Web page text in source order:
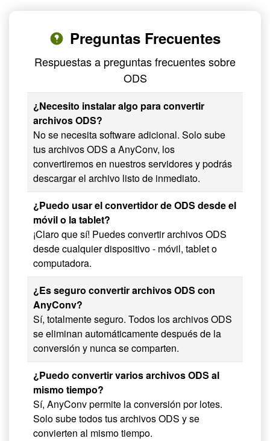
Preguntas Frecuentes
Respuestas a preguntas frecuentes sobre
ODS
¿Necesito instalar algo para convertir
archivos ODS?
No se necesita software adicional. Solo sube
tus archivos ODS a AnyConv, los
convertiremos en nuestros servidores y podrás
descargar el archivo listo de inmediato.
¿Puedo usar el convertidor de ODS desde el
móvil o la tablet?
¡Claro que sí! Puedes convertir archivos ODS
desde cualquier dispositivo - móvil, tablet o
computadora.
¿Es seguro convertir archivos ODS con
AnyConv?
Sí, totalmente seguro. Todos los archivos ODS
se eliminan automáticamente después de la
conversión y nunca se comparten.
¿Puedo convertir varios archivos ODS al
mismo tiempo?
Sí, AnyConv permite la conversión por lotes.
Solo sube todos tus archivos ODS y se
convierten al mismo tiempo.